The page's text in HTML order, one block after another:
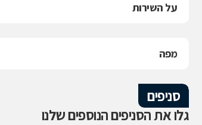
על השירות
מפה
סניפים
גלו את הסניפים הנוספים שלנו